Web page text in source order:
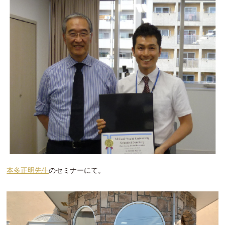
本多正明先生のセミナーにて。